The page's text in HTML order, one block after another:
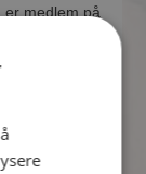
er medlem på